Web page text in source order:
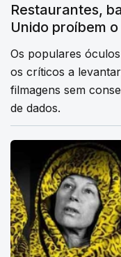
Restaurantes,
Unido proíbem
Os populares
os críticos a
filmagens sem
de dados.